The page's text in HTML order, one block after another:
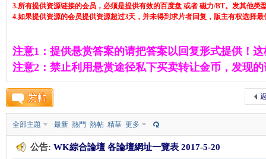
3.所有提供资源链接的会员，必须是提供有效的百度盘 或者 磁力/BT。发其他类
4.如果提供资源的会员提供资源超过3天，并未得到求片者回复，版主有权选择
注意1：提供悬赏答案的请把答案以回复形式提供！
注意2：禁止利用悬赏途径私下买卖转让金币，发现
全部主題 最新 熱門 熱帖 精華 更多
公告: WK綜合論壇 各論壇網址一覽表 2017-5-20